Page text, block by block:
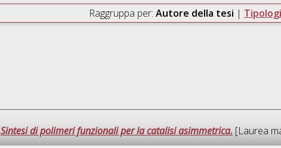
Raggruppa per: Autore della tesi |
Sintesi di polimeri funzionali per la catalisi asimmetrica. [Laurea